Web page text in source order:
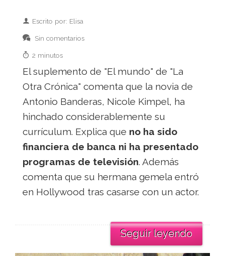
Escrito por: Elisa
Sin comentarios
2 minutos
El suplemento de "El mundo" de "La
Otra Crónica" comenta que la novia de
Antonio Banderas, Nicole Kimpel, ha
hinchado considerablemente su
currículum. Explica que no ha sido
financiera de banca ni ha presentado
programas de televisión. Además
comenta que su hermana gemela entró
en Hollywood tras casarse con un actor.
Seguir leyendo